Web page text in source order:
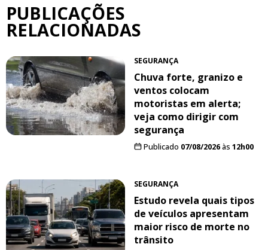
PUBLICAÇÕES
RELACIONADAS
SEGURANÇA
Chuva forte, granizo e
ventos colocam
motoristas em alerta;
veja como dirigir com
segurança
Publicado 07/08/2026às 12h00
SEGURANÇA
Estudo revela quais tipos
de veículos apresentam
maior risco de morte no
trânsito